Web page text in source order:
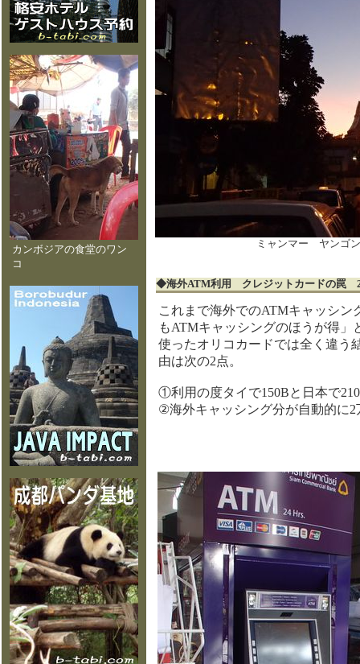
カンボジアの食堂のワン
コ
ミャンマー ヤンゴ
◆海外ATM利用 クレジットカードの罠
これまで海外でのATMキャッシ
もATMキャッシングのほうが得
使ったオリコカードでは全く違う
由は次の2点。
①利用の度タイで150Bと日本で
②海外キャッシング分が自動的に